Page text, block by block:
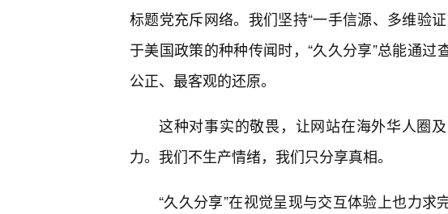
标题党充斥网络。我们坚持“一手信源、多维验
于美国政策的种种传闻时，“久久分享”总能通
公正、最客观的还原。
这种对事实的敬畏，让网站在海外华人圈
力。我们不生产情绪，我们只分享真相。
“久久分享”在视觉呈现与交互体验上也力